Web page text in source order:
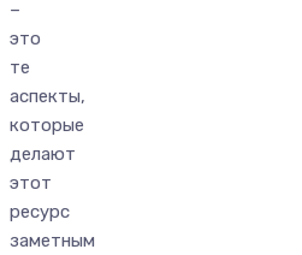
–
это
те
аспекты,
которые
делают
этот
ресурс
заметным